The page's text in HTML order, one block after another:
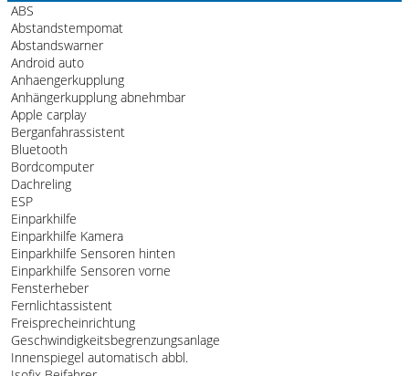
ABS
Abstandstempomat
Abstandswarner
Android auto
Anhaengerkupplung
Anhängerkupplung abnehmbar
Apple carplay
Berganfahrassistent
Bluetooth
Bordcomputer
Dachreling
ESP
Einparkhilfe
Einparkhilfe Kamera
Einparkhilfe Sensoren hinten
Einparkhilfe Sensoren vorne
Fensterheber
Fernlichtassistent
Freisprecheinrichtung
Geschwindigkeitsbegrenzungsanlage
Innenspiegel automatisch abbl.